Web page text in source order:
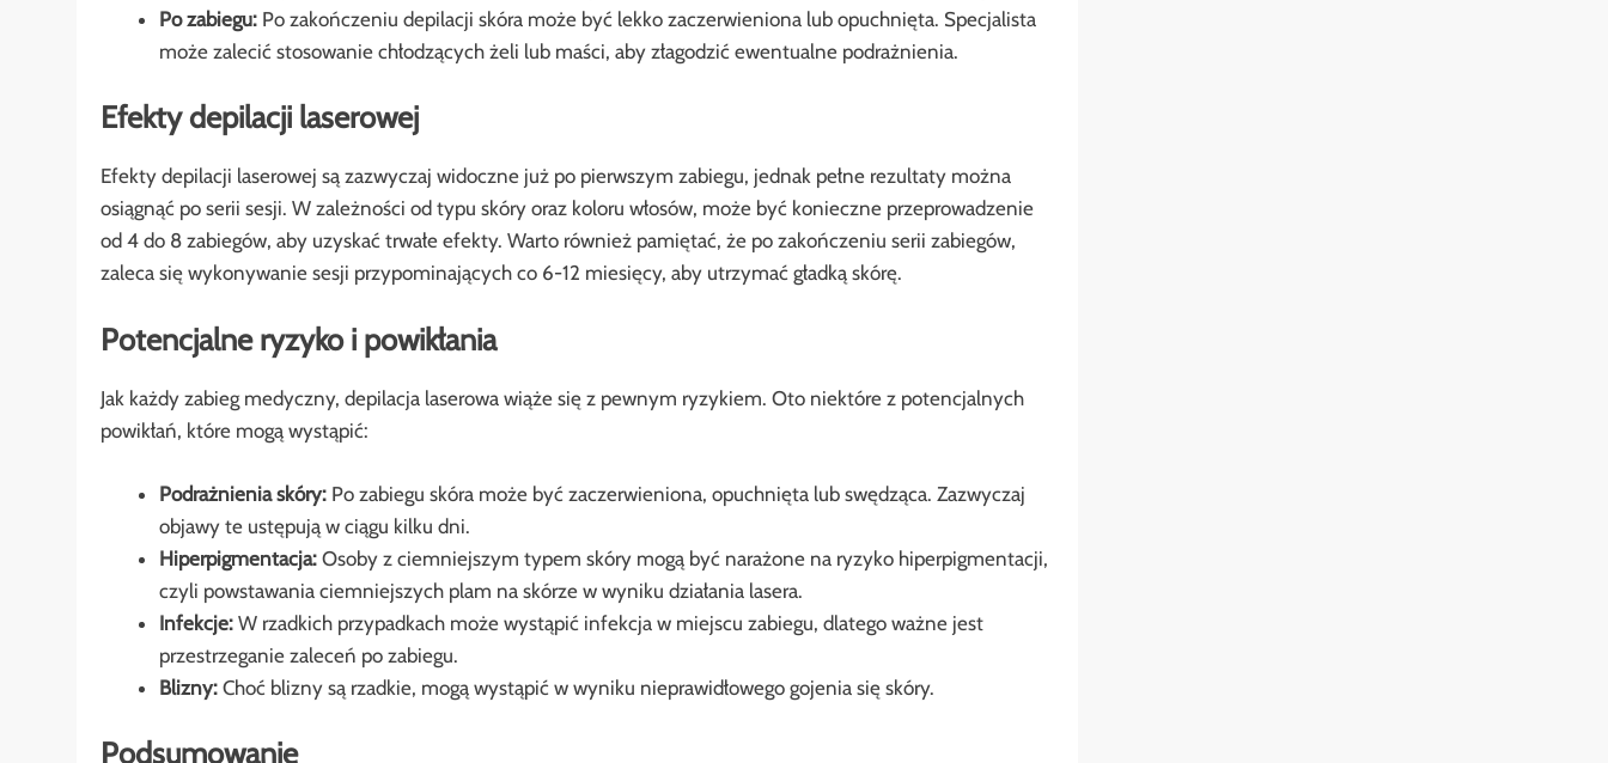
Po zabiegu:Po zakończeniu depilacji skóra może być lekko zaczerwieniona lub opuchnięta. Specjalista
może zalecić stosowanie chłodzących żeli lub maści, aby złagodzić ewentualne podrażnienia.
Efekty depilacji laserowej
Efekty depilacji laserowej są zazwyczaj widoczne już po pierwszym zabiegu, jednak pełne rezultaty można
osiągnąć po serii sesji. W zależności od typu skóry oraz koloru włosów, może być konieczne przeprowadzenie
od 4 do 8 zabiegów, aby uzyskać trwałe efekty. Warto również pamiętać, że po zakończeniu serii zabiegów,
zaleca się wykonywanie sesji przypominających co 6-12 miesięcy, aby utrzymać gładką skórę.
Potencjalne ryzyko i powikłania
Jak każdy zabieg medyczny, depilacja laserowa wiąże się z pewnym ryzykiem. Oto niektóre z potencjalnych
powikłań, które mogą wystąpić:
Podrażnienia skóry:Po zabiegu skóra może być zaczerwieniona, opuchnięta lub swędząca. Zazwyczaj
objawy te ustępują w ciągu kilku dni.
Hiperpigmentacja:Osoby z ciemniejszym typem skóry mogą być narażone na ryzyko hiperpigmentacji,
czyli powstawania ciemniejszych plam na skórze w wyniku działania lasera.
Infekcje:W rzadkich przypadkach może wystąpić infekcja w miejscu zabiegu, dlatego ważne jest
przestrzeganie zaleceń po zabiegu.
Blizny:Choć blizny są rzadkie, mogą wystąpić w wyniku nieprawidłowego gojenia się skóry.
Podsumowanie